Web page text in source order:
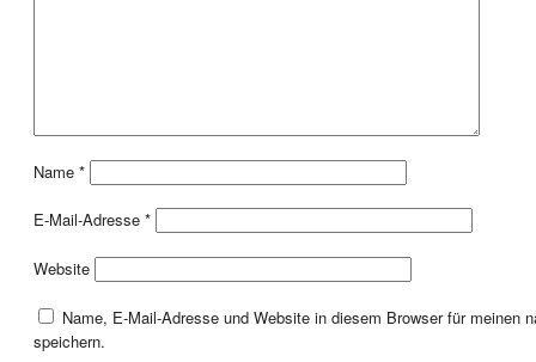
Name *
E-Mail-Adresse *
Website
Name, E-Mail-Adresse und Website in diesem Browser für meinen
speichern.